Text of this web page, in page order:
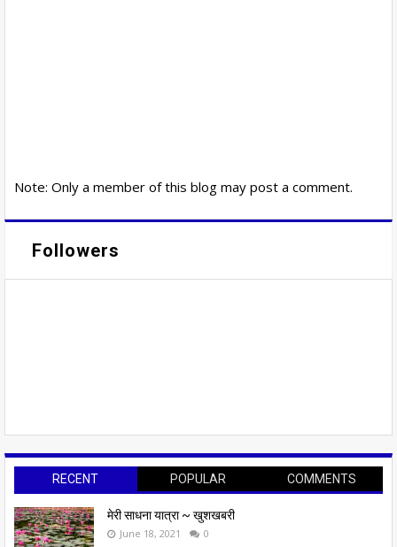
Note: Only a member of this blog may post a comment.
Followers
RECENT POPULAR COMMENTS
मेरी साधना यात्रा ~ खुशखबरी
June 18, 2021 0